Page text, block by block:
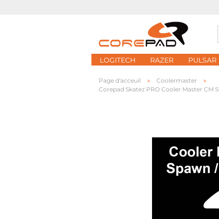
LOGITECH RAZER PULSAR
Page d'acceuil » Coolermaster »
Corepad Skatez PRO Cooler Master CM